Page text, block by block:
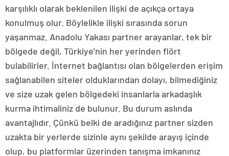
karşılıklı olarak beklenilen ilişki de açıkça ortaya
konulmuş olur. Böylelikle ilişki sırasında sorun
yaşanmaz. Anadolu Yakası partner arayanlar, tek bir
bölgede değil, Türkiye’nin her yerinden flört
bulabilirler. İnternet bağlantısı olan bölgelerden erişim
sağlanabilen siteler olduklarından dolayı, bilmediğiniz
ve size uzak gelen bölgedeki insanlarla arkadaşlık
kurma ihtimaliniz de bulunur. Bu durum aslında
avantajlıdır. Çünkü belki de aradığınız partner sizden
uzakta bir yerlerde sizinle aynı şekilde arayış içinde
olup, bu platformlar üzerinden tanışma imkanınız